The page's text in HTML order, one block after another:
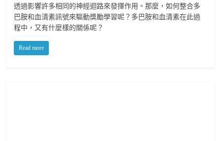
透過影響許多相同的神經迴路來發揮作用。那麼，如何整合多
巴胺和血清素訊號來驅動獎勵學習呢？多巴胺和血清素在此過
程中，又有什麼樣的關係呢？
Read more